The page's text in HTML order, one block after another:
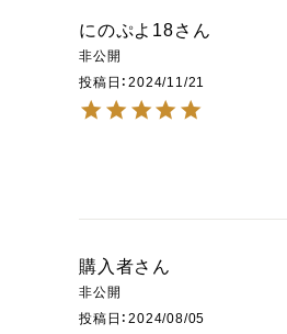
にのぷよ18
非公開
投稿日
2024/11/21
購入者
非公開
投稿日
2024/08/05